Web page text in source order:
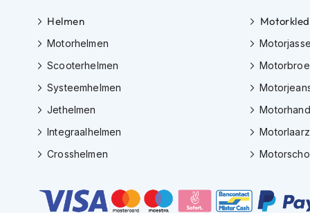
motorbroeken
Motorjeans
Motorpakken
Heren
motorpak
Tweedelig
Helmen
Motorhelmen
Scooterhelmen
Systeemhelmen
Jethelmen
Integraalhelmen
Crosshelmen